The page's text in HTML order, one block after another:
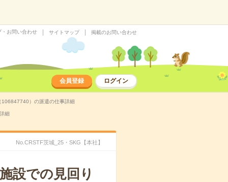
・お問い合わせ サイトマップ 掲載のお問い合わせ
会員登録 ログイン
106847740）の派遣の仕事詳細
細
No.CRSTF茨城_25・SKG【本社】
設での見回り